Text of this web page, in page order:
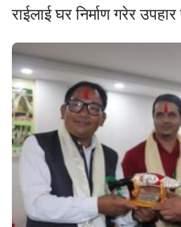
राईलाई घर निर्माण गरेर